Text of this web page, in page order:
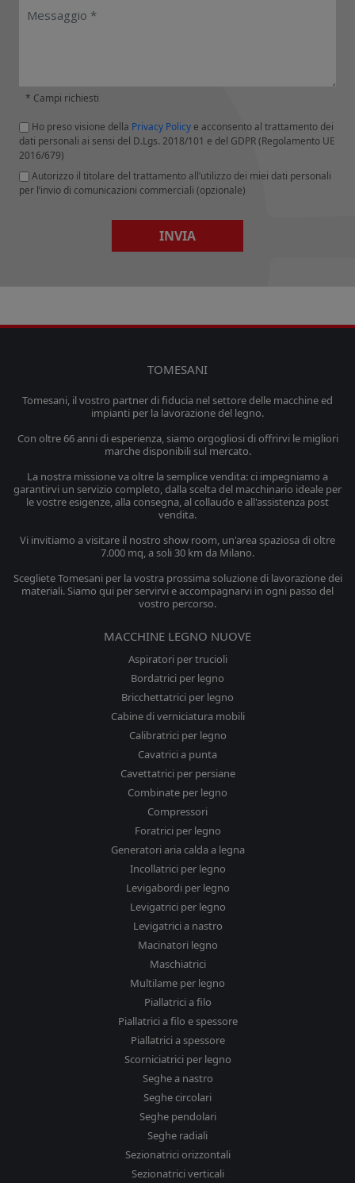
* Campi richiesti
Ho preso visione della Privacy Policy e acconsento al trattamento dei
dati personali ai sensi del D.Lgs. 2018/101 e del GDPR (Regolamento UE
2016/679)
Autorizzo il titolare del trattamento all’utilizzo dei miei dati personali
per l’invio di comunicazioni commerciali (opzionale)
INVIA
TOMESANI
Tomesani, il vostro partner di fiducia nel settore delle macchine ed
impianti per la lavorazione del legno.
Con oltre 66 anni di esperienza, siamo orgogliosi di offrirvi le migliori
marche disponibili sul mercato.
La nostra missione va oltre la semplice vendita: ci impegniamo a
garantirvi un servizio completo, dalla scelta del macchinario ideale per
le vostre esigenze, alla consegna, al collaudo e all'assistenza post
vendita.
Vi invitiamo a visitare il nostro show room, un'area spaziosa di oltre
7.000 mq, a soli 30 km da Milano.
Scegliete Tomesani per la vostra prossima soluzione di lavorazione dei
materiali. Siamo qui per servirvi e accompagnarvi in ogni passo del
vostro percorso.
MACCHINE LEGNO NUOVE
Aspiratori per trucioli
Bordatrici per legno
Bricchettatrici per legno
Cabine di verniciatura mobili
Calibratrici per legno
Cavatrici a punta
Cavettatrici per persiane
Combinate per legno
Compressori
Foratrici per legno
Generatori aria calda a legna
Incollatrici per legno
Levigabordi per legno
Levigatrici per legno
Levigatrici a nastro
Macinatori legno
Maschiatrici
Multilame per legno
Piallatrici a filo
Piallatrici a filo e spessore
Piallatrici a spessore
Scorniciatrici per legno
Seghe a nastro
Seghe circolari
Seghe pendolari
Seghe radiali
Sezionatrici orizzontali
Sezionatrici verticali